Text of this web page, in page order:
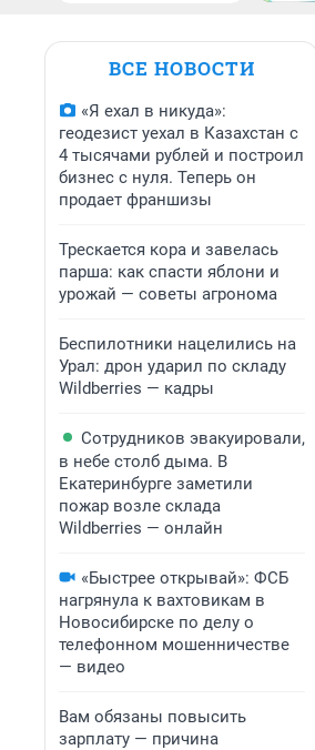
ВСЕ НОВОСТИ
«Я ехал в никуда»:
геодезист уехал в Казахстан с
4 тысячами рублей и построил
бизнес с нуля. Теперь он
продает франшизы
Трескается кора и завелась
парша: как спасти яблони и
урожай — советы агронома
Беспилотники нацелились на
Урал: дрон ударил по складу
Wildberries — кадры
Сотрудников эвакуировали,
в небе столб дыма. В
Екатеринбурге заметили
пожар возле склада
Wildberries — онлайн
«Быстрее открывай»: ФСБ
нагрянула к вахтовикам в
Новосибирске по делу о
телефонном мошенничестве
— видео
Вам обязаны повысить
зарплату — причина